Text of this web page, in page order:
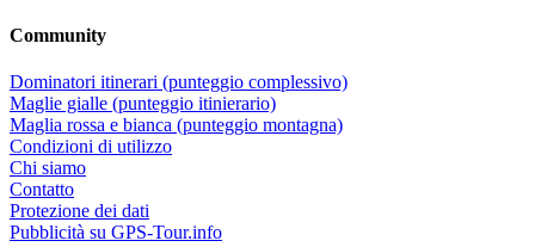
Community
Dominatori itinerari (punteggio complessivo)
Maglie gialle (punteggio itinierario)
Maglia rossa e bianca (punteggio montagna)
Condizioni di utilizzo
Chi siamo
Contatto
Protezione dei dati
Pubblicità su GPS-Tour.info